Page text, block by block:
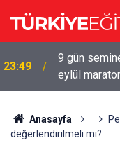
23:49
9 gün
eylül
Anasayfa
değerlendirilmeli mi?